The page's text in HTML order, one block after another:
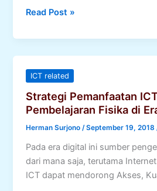
Multimedia
Promote
Language
Learning
Read Post »
ICT related
Strategi Pemanfaatan
Pembelajaran Fisika di
Herman Surjono/September 19, 2018
Pada era digital ini sumber
dari mana saja, terutama
ICT dapat mendorong Akses,